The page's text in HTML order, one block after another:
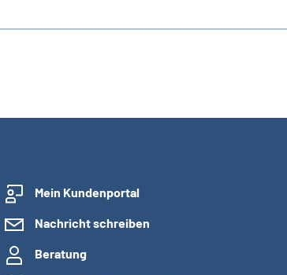
Mein Kundenportal
Nachricht schreiben
Beratung